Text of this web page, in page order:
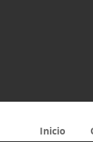
Inicio